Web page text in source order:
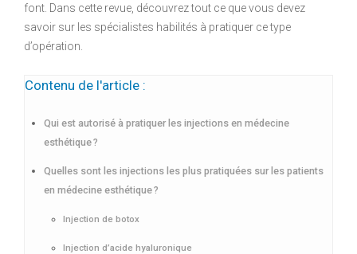
font. Dans cette revue, découvrez tout ce que vous devez
savoir sur les spécialistes habilités à pratiquer ce type
d’opération.
Contenu de l'article :
Qui est autorisé à pratiquer les injections en médecine
esthétique ?
Quelles sont les injections les plus pratiquées sur les patients
en médecine esthétique ?
Injection de botox
Injection d’acide hyaluronique